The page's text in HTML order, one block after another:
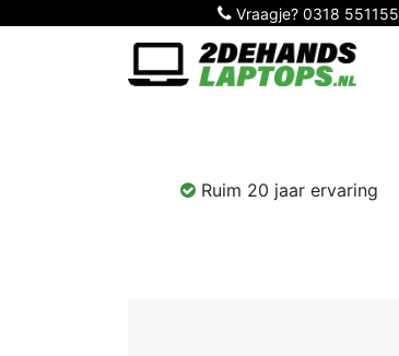
Vraagje? 0318 551155
Ruim 20 jaar ervaring